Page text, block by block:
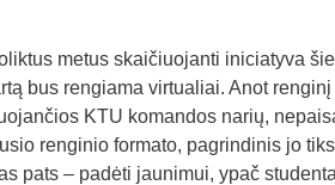
metus skaičiuojanti iniciatyva
bus rengiama virtualiai. Anot renginį
KTU komandos narių,
renginio formato, pagrindinis jo
pats – padėti jaunimui, ypač